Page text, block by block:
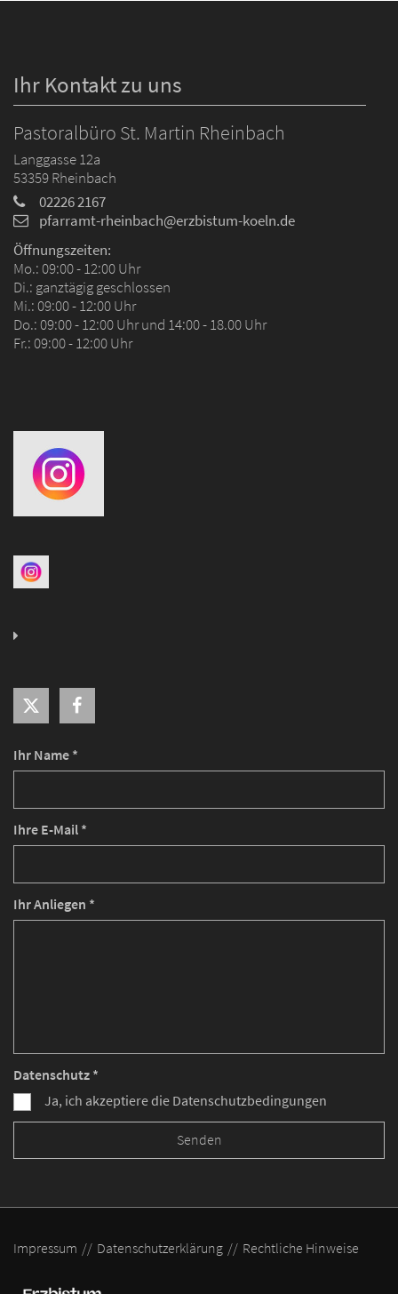
Ihr Name *
Ihre E-Mail *
Ihr Anliegen *
Datenschutz *
Ja, ich akzeptiere die Datenschutzbedingungen
Ihr Kontakt zu uns
Pastoralbüro St. Martin Rheinbach
Langgasse 12a
53359Rheinbach
02226 2167
pfarramt-rheinbach@erzbistum-koeln.de
Öffnungszeiten:
Mo.: 09:00 - 12:00 Uhr
Di.: ganztägig geschlossen
Mi.: 09:00 - 12:00 Uhr
Do.: 09:00 - 12:00 Uhr und 14:00 - 18.00 Uhr
Fr.: 09:00 - 12:00 Uhr
Impressum Datenschutzerklärung Rechtliche Hinweise